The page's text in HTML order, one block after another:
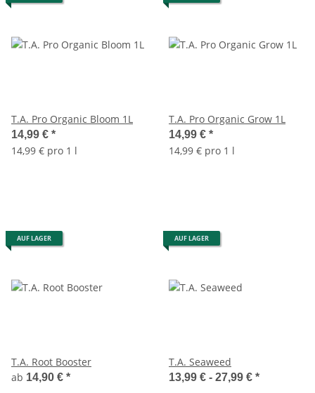
T.A. Pro Organic Bloom 1L
14,99 € *
14,99 € pro 1 l
T.A. Pro Organic Grow 1L
14,99 € *
14,99 € pro 1 l
AUF LAGER
T.A. Root Booster
ab 14,90 € *
AUF LAGER
T.A. Seaweed
13,99 € - 27,99 € *